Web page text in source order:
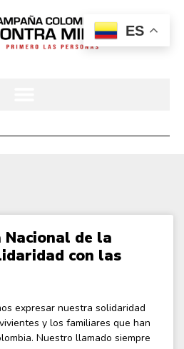
de la
con las
expresar nuestra solidaridad
y los familiares que han
Nuestro llamado siempre
ES